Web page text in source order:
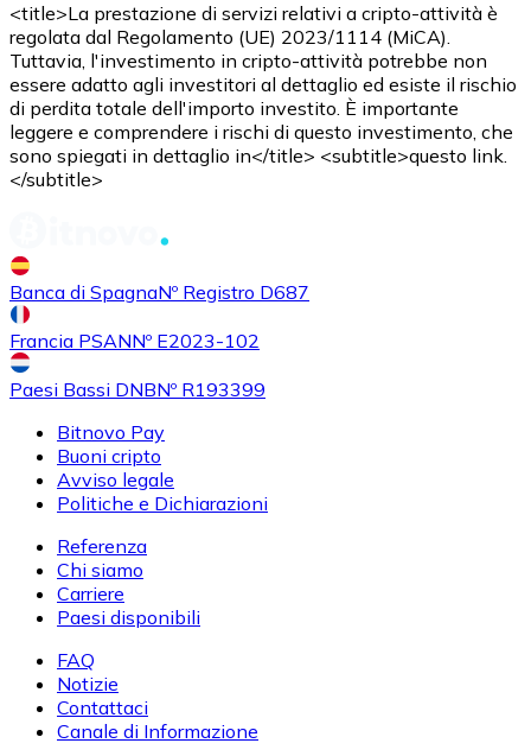
<title>La prestazione di servizi relativi a cripto-attività è
regolata dal Regolamento (UE) 2023/1114 (MiCA).
Tuttavia, l'investimento in cripto-attività potrebbe non
essere adatto agli investitori al dettaglio ed esiste il rischio
di perdita totale dell'importo investito. È importante
leggere e comprendere i rischi di questo investimento, che
sono spiegati in dettaglio in</title> <subtitle>questo link.
</subtitle>
Banca di SpagnaNº Registro D687
Francia PSANNº E2023-102
Paesi Bassi DNBNº R193399
Bitnovo Pay
Buoni cripto
Avviso legale
Politiche e Dichiarazioni
Referenza
Chi siamo
Carriere
Paesi disponibili
FAQ
Notizie
Contattaci
Canale di Informazione